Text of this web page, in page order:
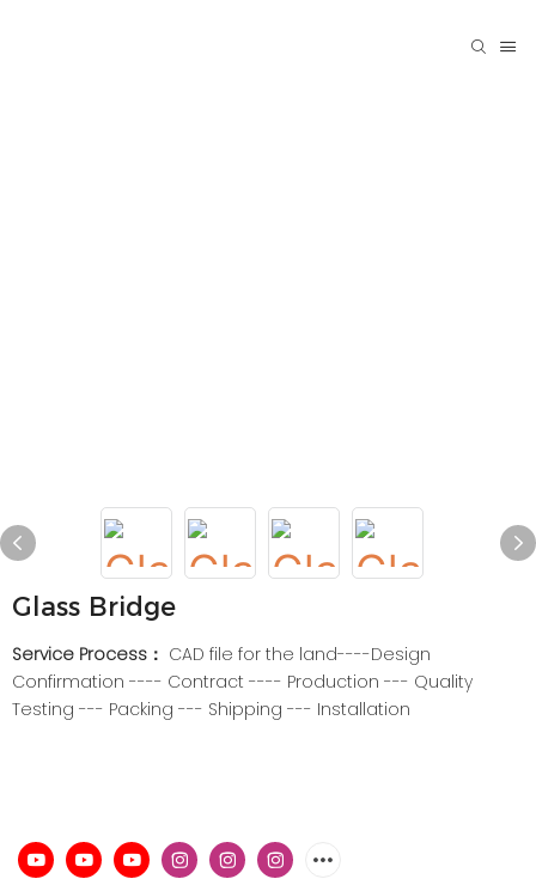
Glass Bridge
Service Process： CAD file for the land----Design
Confirmation ---- Contract ---- Production --- Quality
Testing --- Packing --- Shipping --- Installation